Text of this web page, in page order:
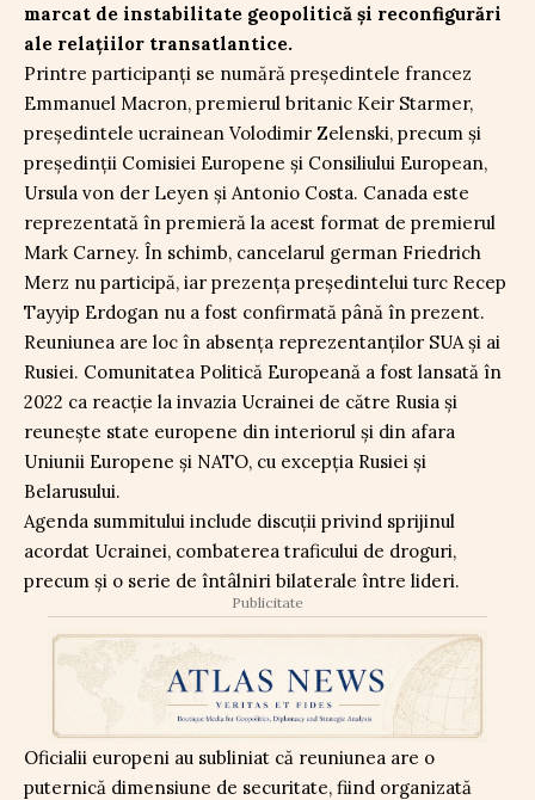
marcat de instabilitate geopolitică și reconfigurări
ale relațiilor transatlantice.
Printre participanți se numără președintele francez
Emmanuel Macron, premierul britanic Keir Starmer,
președintele ucrainean Volodimir Zelenski, precum și
președinții Comisiei Europene și Consiliului European,
Ursula von der Leyen și Antonio Costa. Canada este
reprezentată în premieră la acest format de premierul
Mark Carney. În schimb, cancelarul german Friedrich
Merz nu participă, iar prezența președintelui turc Recep
Tayyip Erdogan nu a fost confirmată până în prezent.
Reuniunea are loc în absența reprezentanților SUA și ai
Rusiei. Comunitatea Politică Europeană a fost lansată în
2022 ca reacție la invazia Ucrainei de către Rusia și
reunește state europene din interiorul și din afara
Uniunii Europene și NATO, cu excepția Rusiei și
Belarusului.
Agenda summitului include discuții privind sprijinul
acordat Ucrainei, combaterea traficului de droguri,
precum și o serie de întâlniri bilaterale între lideri.
Publicitate
Oficialii europeni au subliniat că reuniunea are o
puternică dimensiune de securitate, fiind organizată